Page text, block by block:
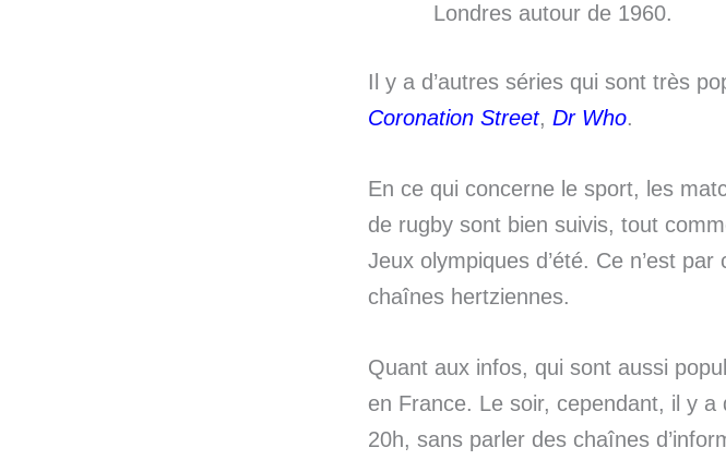
Londres autour de 1960.
Il y a d’autres séries qui sont très
Coronation Street, Dr Who.
En ce qui concerne le sport, les
de rugby sont bien suivis, tout
Jeux olympiques d’été. Ce n’est
chaînes hertziennes.
Quant aux infos, qui sont aussi
en France. Le soir, cependant, il y
20h, sans parler des chaînes